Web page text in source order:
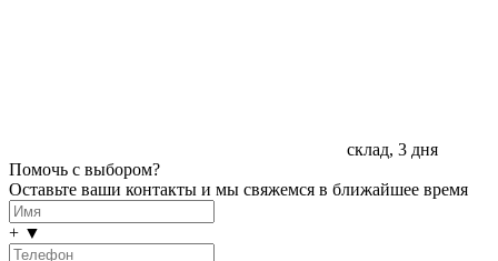
склад, 3 дня
Помочь с выбором?
Оставьте ваши контакты и мы свяжемся в ближайшее время
+ ▼